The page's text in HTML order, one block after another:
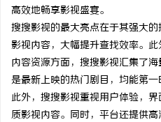
高效地畅享影视盛宴。
搜搜影视的最大亮点在于其强大
影视内容，大幅提升查找效率。
内容资源方面，搜搜影视汇集了
是最新上映的热门剧目，均能第
此外，搜搜影视重视用户体验，
质影视内容。同时，平台还提供